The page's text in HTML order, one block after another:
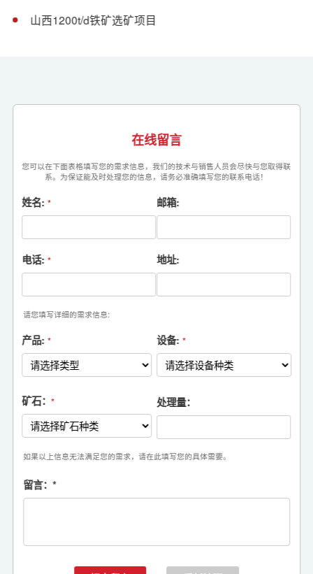
山西1200t/d铁矿选矿项目
在线留言
您可以在下面表格填写您的需求信息，我们的技术与销售人员会尽快与您取得联
系。为保证能及时处理您的信息，请务必准确填写您的联系电话！
姓名: * 邮箱:
电话: * 地址:
请您填写详细的需求信息:
产品: * 设备: *
矿石： * 处理量：
如果以上信息无法满足您的需求，请在此填写您的具体需要。
留言：*